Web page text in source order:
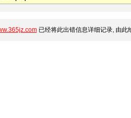
已经将此出错信息详细记录, 由此